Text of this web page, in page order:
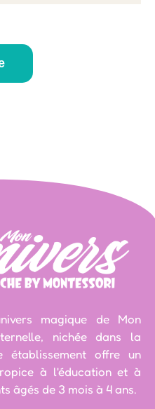
magique de Mon
nichée dans la
établissement offre un
à l'éducation et à
âgés de 3 mois à 4 ans.